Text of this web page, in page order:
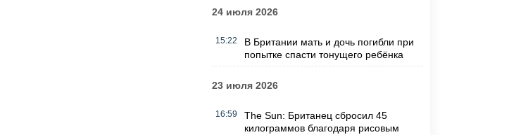
24 июля 2026
15:22
В Британии мать и дочь погибли при
попытке спасти тонущего ребёнка
23 июля 2026
16:59
The Sun: Британец сбросил 45
килограммов благодаря рисовым